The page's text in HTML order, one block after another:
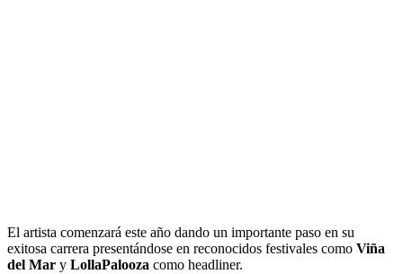
El artista comenzará este año dando un importante paso en su
exitosa carrera presentándose en reconocidos festivales como Viña
del Mar y LollaPalooza como headliner.